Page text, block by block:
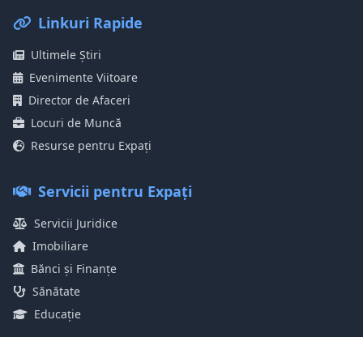
Linkuri Rapide
Ultimele Știri
Evenimente Viitoare
Director de Afaceri
Locuri de Muncă
Resurse pentru Expați
Servicii pentru Expați
Servicii Juridice
Imobiliare
Bănci și Finanțe
Sănătate
Educație